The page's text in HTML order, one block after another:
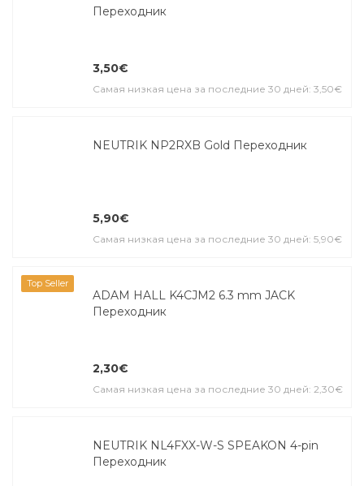
Переходник
3,50€
Самая низкая цена за последние 30 дней: 3,50€
NEUTRIK NP2RXB Gold Переходник
5,90€
Самая низкая цена за последние 30 дней: 5,90€
Top Seller
ADAM HALL K4CJM2 6.3 mm JACK
Переходник
2,30€
Самая низкая цена за последние 30 дней: 2,30€
NEUTRIK NL4FXX-W-S SPEAKON 4-pin
Переходник